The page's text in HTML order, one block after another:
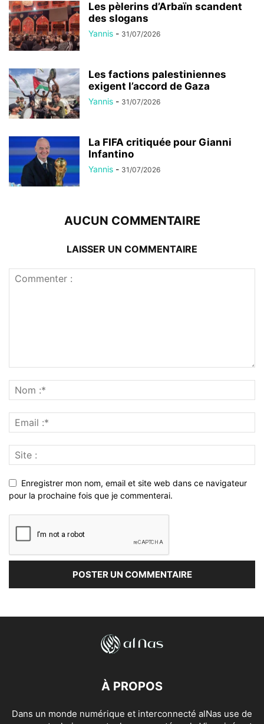
Les pèlerins d’Arbaïn scandent
des slogans
Yannis - 31/07/2026
Les factions palestiniennes
exigent l’accord de Gaza
Yannis - 31/07/2026
La FIFA critiquée pour Gianni
Infantino
Yannis - 31/07/2026
AUCUN COMMENTAIRE
LAISSER UN COMMENTAIRE
Enregistrer mon nom, email et site web dans ce navigateur
pour la prochaine fois que je commenterai.
À PROPOS
Dans un monde numérique et interconnecté alNas use de